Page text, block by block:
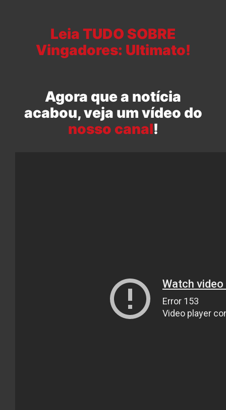
Leia TUDO SOBRE
Vingadores: Ultimato!
Agora que a notícia
acabou, veja um vídeo do
nosso canal!